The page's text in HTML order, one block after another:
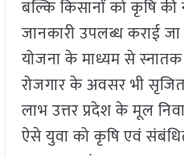
बल्कि किसानों को कृषि
जानकारी उपलब्ध कराई
योजना के माध्यम से
रोजगार के अवसर भी
लाभ उत्तर प्रदेश के मूल
ऐसे युवा को कृषि एवं